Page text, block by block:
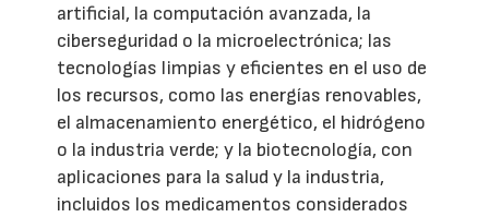
artificial, la computación avanzada, la
ciberseguridad o la microelectrónica; las
tecnologías limpias y eficientes en el uso de
los recursos, como las energías renovables,
el almacenamiento energético, el hidrógeno
o la industria verde; y la biotecnología, con
aplicaciones para la salud y la industria,
incluidos los medicamentos considerados